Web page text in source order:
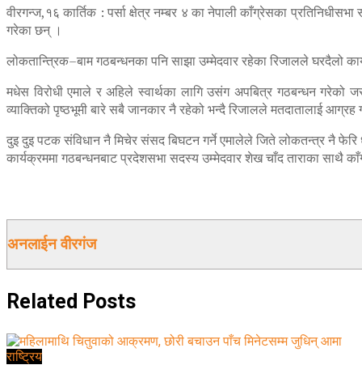
वीरगन्ज,१६ कार्तिक : पर्सा क्षेत्र नम्बर ४ का नेपाली काँग्रेसका
गरेका छन् ।
लोकतान्त्रिक–बाम गठबन्धनका पनि साझा उम्मेदवार रहेका रिजालले घरदैलो
मधेस विरोधी एमाले र अहिले स्वार्थका लागि उसंग अपबित्र गठबन्धन गरेको
व्याक्तिको पृष्ठभूमी बारे सबै जानकार नै रहेको भन्दै रिजालले मतदातालाई
दुइ दुइ पटक संविधान नै मिचेर संसद बिघटन गर्ने एमालेले जिते लोकतन्त्र नै
कार्यक्रममा गठबन्धनबाट प्रदेशसभा सदस्य उम्मेदवार शेख चाँद ताराका साथै
अनलाईन वीरगंज
Related Posts
राष्ट्रिय